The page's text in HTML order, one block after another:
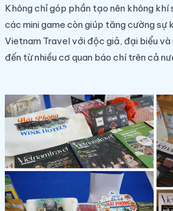
Không chỉ góp phần tạo nên không khí
các mini game còn giúp tăng cường sự
Vietnam Travel với độc giả, đại biểu và
đến từ nhiều cơ quan báo chí trên cả